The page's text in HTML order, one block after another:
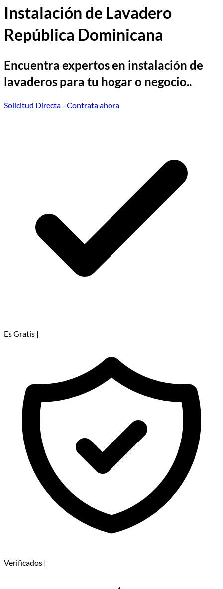
Instalación de Lavadero
República Dominicana
Encuentra expertos en instalación de
lavaderos para tu hogar o negocio..
Solicitud Directa- Contrata ahora
Es Gratis |
Verificados |